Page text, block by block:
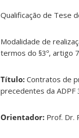
Qualificação de Tese
Modalidade de
termos do §3º, artigo
Título: Contratos de
precedentes da
Orientador: Prof. Dr.